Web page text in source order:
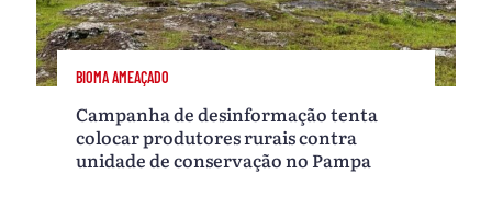
BIOMA AMEAÇADO
Campanha de desinformação tenta
colocar produtores rurais contra
unidade de conservação no Pampa